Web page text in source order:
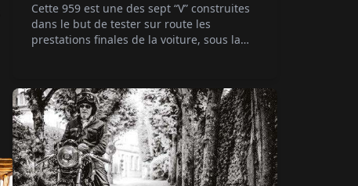
Cette 959 est une des sept “V” construites
dans le but de tester sur route les
prestations finales de la voiture, sous la
technologique des années 80, la 959
démontre à l'époque à quel point il est
possible de pousser à l'extrême ce dont est
capable une […]